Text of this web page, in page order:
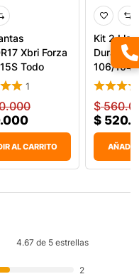
Xbri Forza
Todo
1
AL CARRITO
Kit 2
Durable
106/
$
$
AÑADIR
4.67 de 5 estrellas
2